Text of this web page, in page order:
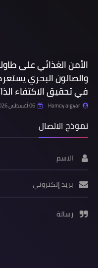
الأمن الغذائي على
والصالون البحري
في تحقيق الاكتفاء
Hamdy algyar 06 أغسطس 2026
نموذج الاتصال
الاسم
بريد إلكتروني
رسالة